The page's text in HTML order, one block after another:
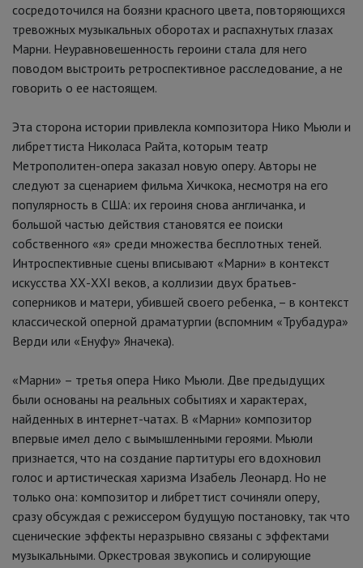
сосредоточился на боязни красного цвета, повторяющихся
тревожных музыкальных оборотах и распахнутых глазах
Марни. Неуравновешенность героини стала для него
поводом выстроить ретроспективное расследование, а не
говорить о ее настоящем.
Эта сторона истории привлекла композитора Нико Мьюли и
либреттиста Николаса Райта, которым театр
Метрополитен-опера заказал новую оперу. Авторы не
следуют за сценарием фильма Хичкока, несмотря на его
популярность в США: их героиня снова англичанка, и
большой частью действия становятся ее поиски
собственного «я» среди множества бесплотных теней.
Интроспективные сцены вписывают «Марни» в контекст
искусства ХХ-XXI веков, а коллизии двух братьев-
соперников и матери, убившей своего ребенка, – в контекст
классической оперной драматургии (вспомним «Трубадура»
Верди или «Енуфу» Яначека).
«Марни» – третья опера Нико Мьюли. Две предыдущих
были основаны на реальных событиях и характерах,
найденных в интернет-чатах. В «Марни» композитор
впервые имел дело с вымышленными героями. Мьюли
признается, что на создание партитуры его вдохновил
голос и артистическая харизма Изабель Леонард. Но не
только она: композитор и либреттист сочиняли оперу,
сразу обсуждая с режиссером будущую постановку, так что
сценические эффекты неразрывно связаны с эффектами
музыкальными. Оркестровая звукопись и солирующие